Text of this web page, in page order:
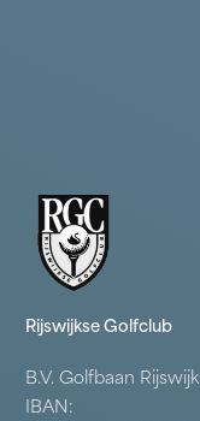
Rijswijkse Golfclub
B.V. Golfbaan Rijswijk
IBAN: